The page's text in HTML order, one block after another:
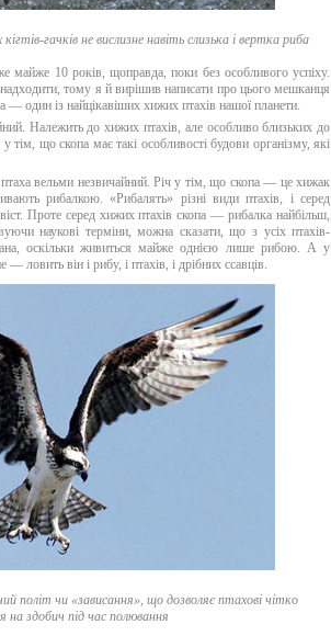
гачків не вислизне навіть слизька і вертка риба
майже 10 років, щоправда, поки без особливого успіху.
тому я й вирішив написати про цього мешканця
— один із найцікавіших хижих птахів нашої планети.
Належить до хижих птахів, але особливо близьких до
тім, що скопа має такі особливості будови організму, які
вельми незвичайний. Річ у тім, що скопа — це хижак
рибалкою. «Рибалять» різні види птахів, і серед
Проте серед хижих птахів скопа — рибалка найбільш,
наукові терміни, можна сказати, що з усіх птахів-
оскільки живиться майже однією лише рибою. А у
ловить він і рибу, і птахів, і дрібних ссавців.
політ чи «зависання», що дозволяє птахові чітко
на здобич під час полювання